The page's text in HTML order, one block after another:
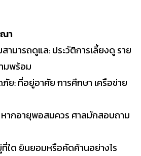
า
ามารถดูแล: ประวัติการเลี้ยงดู ราย
มพร้อม
: ที่อยู่อาศัย การศึกษา เครือข่าย
หากอายุพอสมควร ศาลมักสอบถาม
ใด ยินยอมหรือคัดค้านอย่างไร